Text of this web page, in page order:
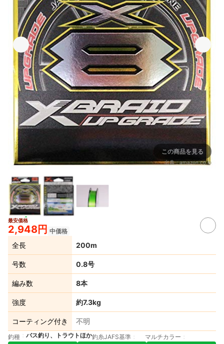
この商品を見る
出典：amazon.co.jp
最安価格
2,948円 中価格
全長 200m
号数 0.8号
編み数 8本
強度 約7.3kg
コーティング付き 不明
釣種 バス釣り、トラウトほか釣糸JAFS基準 マルチカラー